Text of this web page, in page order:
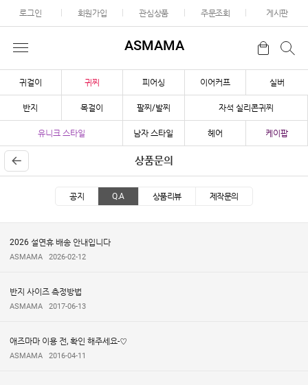
로그인 회원가입 관심상품 주문조회 게시판
ASMAMA
귀걸이 귀찌 피어싱 이어커프 실버
반지 목걸이 팔찌/발찌 자석 실리콘귀찌
유니크 스타일 남자 스타일 헤어 케이팝
상품문의
공지 Q.A 상품리뷰 제작문의
2026 설연휴 배송 안내입니다
ASMAMA 2026-02-12
반지 사이즈 측정방법
ASMAMA 2017-06-13
애즈마마 이용 전, 확인 해주세요-♡
ASMAMA 2016-04-11